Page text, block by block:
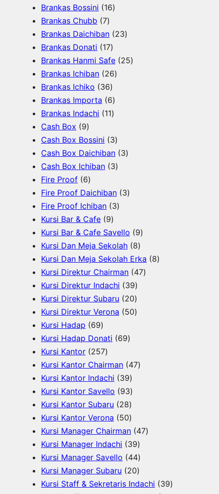
P
o
d
u
k
6
7
P
r
o
d
u
k
Brankas Bossini 161
P
r
o
d
k
Brankas Chubb 77
P
r
o
d
u
k
Brankas Daichiban 232
P
Brankas Donati 171
7
P
r
o
d
k
Brankas Hanmi Safe 252
Brankas Ichiban 262
P
d
u
k
Brankas Ichiko 363
6
P
o
d
u
Brankas Importa 66
P
o
d
u
Brankas Indachi 111
P
r
o
u
k
Cash Box 99
P
r
o
d
u
k
Cash Box Bossini 33
P
r
d
u
Cash Box Daichiban 33
o
k
Cash Box Ichiban 33
r
o
u
k
Fire Proof 66
P
r
o
d
u
k
Fire Proof Daichiban 33
o
d
u
k
Fire Proof Ichiban 33
r
o
d
u
k
Kursi Bar & Cafe 99
P
r
o
d
u
k
Kursi Bar & Cafe Savello 99
r
o
Kursi Dan Meja Sekolah 88
P
r
Kursi Dan Meja Sekolah Erka 88
Kursi Direktur Chairman 474
Kursi Direktur Indachi 393
9
P
u
Kursi Direktur Subaru 202
0
d
Kursi Direktur Verona 505
o
Kursi Hadap 696
9
P
r
o
d
u
k
Kursi Hadap Donati 696
P
r
o
d
u
k
Kursi Kantor 2572
5
7
P
r
o
d
u
k
Kursi Kantor Chairman 474
d
u
k
Kursi Kantor Indachi 393
9
P
r
o
d
u
k
Kursi Kantor Savello 939
3
P
r
o
d
u
k
Kursi Kantor Subaru 282
8
P
r
o
d
u
Kursi Kantor Verona 505
0
P
r
o
d
Kursi Manager Chairman 474
o
Kursi Manager Indachi 393
9
P
r
Kursi Manager Savello 444
4
P
Kursi Manager Subaru 202
0
Kursi Staff & Sekretaris Indachi 393